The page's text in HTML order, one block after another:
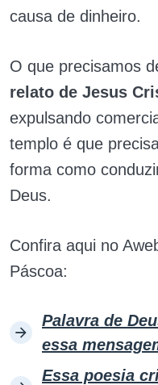
causa de dinheiro.
O que precisamos
relato de Jesus
expulsando
templo é que
forma como
Deus.
Confira aqui no
Páscoa:
Palavra de
essa
Essa poesia